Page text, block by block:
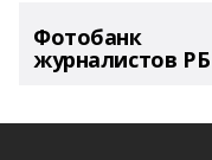
Фотобанк
журналистов РБ